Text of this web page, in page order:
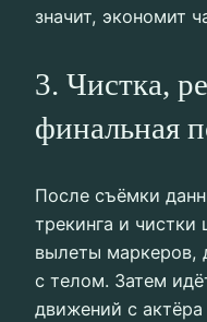
значит, экономит
3. Чистка,
финальная
После съёмки
трекинга и
вылеты маркеров,
с телом. Затем
движений с